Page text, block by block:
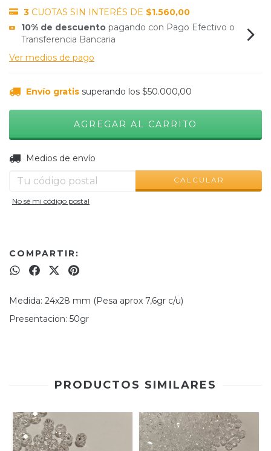
3 CUOTAS SIN INTERÉS DE $1.560,00
10% de descuento pagando con Pago Efectivo o
Transferencia Bancaria
Ver medios de pago
Envío gratis superando los $50.000,00
Entregas para el CP:
Medios de envío
CALCULAR
No sé mi código postal
COMPARTIR:
Medida: 24x28 mm (Pesa aprox 7,6gr c/u)
Presentacion: 50gr
PRODUCTOS SIMILARES